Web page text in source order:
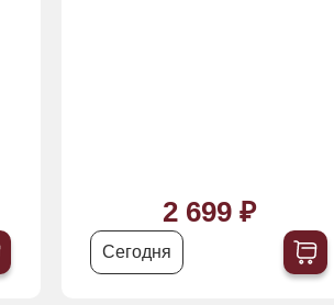
2 699 ₽
Сегодня